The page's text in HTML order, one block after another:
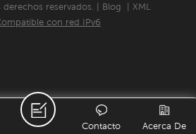
reservados. |
Blog
XML
con red IPv6
Acerca De
Contacto